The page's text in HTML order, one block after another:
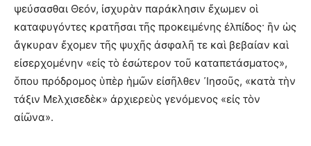
ψεύσασθαι Θεόν, ἰσχυρὰν παράκλησιν ἔχωμεν οἱ
καταφυγόντες κρατῆσαι τῆς προκειμένης ἐλπίδος· ἣν ὡς
ἄγκυραν ἔχομεν τῆς ψυχῆς ἀσφαλῆ τε καὶ βεβαίαν καὶ
εἰσερχομένην «εἰς τὸ ἐσώτερον τοῦ καταπετάσματος»,
ὅπου πρόδρομος ὑπὲρ ἡμῶν εἰσῆλθεν ᾿Ιησοῦς, «κατὰ τὴν
τάξιν Μελχισεδὲκ» ἀρχιερεὺς γενόμενος «εἰς τὸν
αἰῶνα».